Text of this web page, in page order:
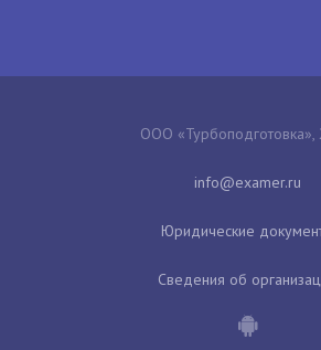
ООО «Турбоподготовка»,
Юридические
Сведения об